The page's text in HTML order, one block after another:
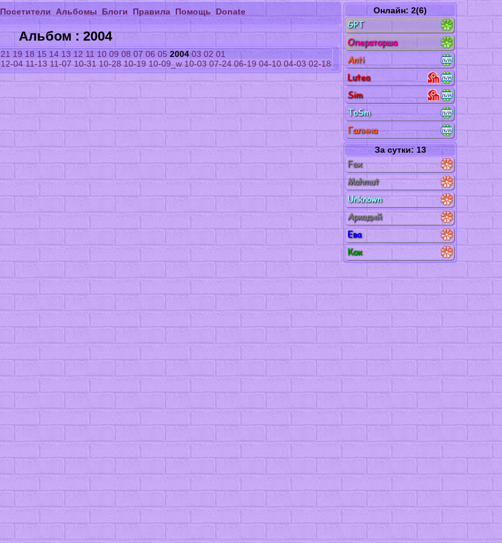
Посетители Альбомы Блоги Правила Помощь Donate
Альбом : 2004
21 19 18 15 14 13 12 11 10 09 08 07 06 05 2004 03 02 01
12-04 11-13 11-07 10-31 10-28 10-19 10-09_w 10-03 07-24 06-19 04-10 04-03 02-18
Онлайн: 2(6)
GPT
Операторша
Anti
Lutea
Sim
ToSm
Галина
За сутки: 13
Fox
Mahmut
Unknown
Аркадий
Ева
Кок